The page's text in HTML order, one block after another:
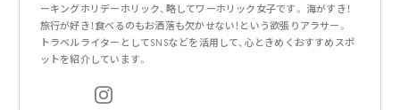
ーキングホリデーホリック、略してワーホリック女子です。 海がすき！
旅行が好き！食べるのもお洒落も欠かせない！という欲張りアラサー。
トラベルライターとしてSNSなどを活用して、心ときめくおすすめスポ
ットを紹介しています。